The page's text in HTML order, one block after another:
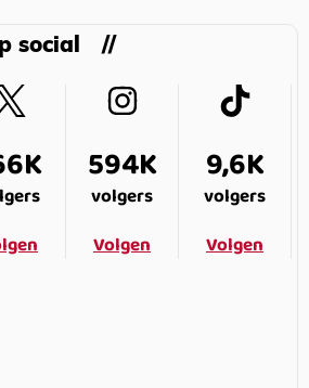
social
594K
volgers
Volgen
9,6K
volgers
Volgen